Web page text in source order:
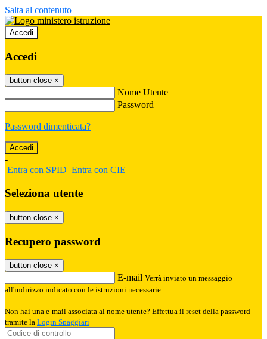
Salta al contenuto
Accedi
Accedi
button close ×
Nome Utente
Password
Password dimenticata?
-
Entra con SPID Entra con CIE
Seleziona utente
button close ×
Recupero password
button close ×
E-mail Verrà inviato un messaggio
all'indirizzo indicato con le istruzioni necessarie.
Non hai una e-mail associata al nome utente? Effettua il reset della password
tramite la Login Spaggiari